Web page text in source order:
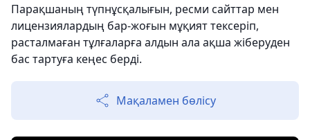
Парақшаның түпнұсқалығын, ресми сайттар мен
лицензиялардың бар-жоғын мұқият тексеріп,
расталмаған тұлғаларға алдын ала ақша жіберуден
бас тартуға кеңес берді.
Мақаламен бөлісу